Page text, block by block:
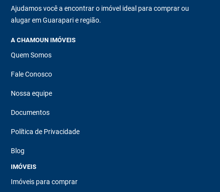
Ajudamos você a encontrar o imóvel ideal para comprar ou
alugar em Guarapari e região.
A CHAMOUN IMÓVEIS
Quem Somos
Fale Conosco
Nossa equipe
Documentos
Política de Privacidade
Blog
IMÓVEIS
Imóveis para comprar